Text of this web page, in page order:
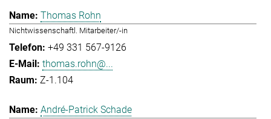
Thomas Rohn
Nichtwissenschaftl. Mitarbeiter/-in
+49 331 567-9126
thomas.rohn@...
Z-1.104
André-Patrick Schade